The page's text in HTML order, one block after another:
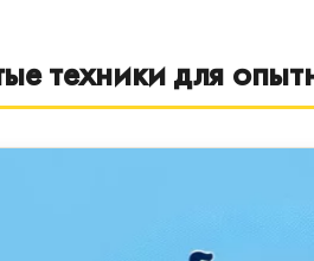
техники для